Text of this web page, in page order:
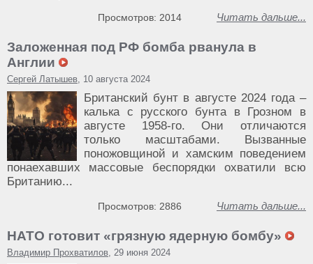
Читать дальше...
Просмотров: 2014
Заложенная под РФ бомба рванула в
Англии
Сергей Латышев, 10 августа 2024
Британский бунт в августе 2024 года –
калька с русского бунта в Грозном в
августе 1958-го. Они отличаются
только масштабами. Вызванные
поножовщиной и хамским поведением
понаехавших массовые беспорядки охватили всю
Британию...
Читать дальше...
Просмотров: 2886
НАТО готовит «грязную ядерную бомбу»
Владимир Прохватилов, 29 июня 2024